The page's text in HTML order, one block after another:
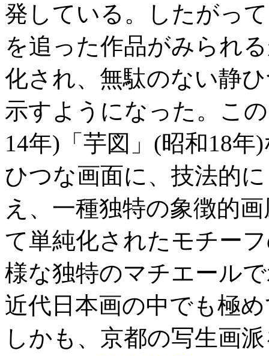
発している。したがっ
を追った作品がみられ
化され、無駄のない静
示すようになった。こ
14年)「芋図」(昭和18
ひつな画面に、技法的
え、一種独特の象徴的
て単純化されたモチー
様な独特のマチエール
近代日本画の中でも極
しかも、京都の写生画